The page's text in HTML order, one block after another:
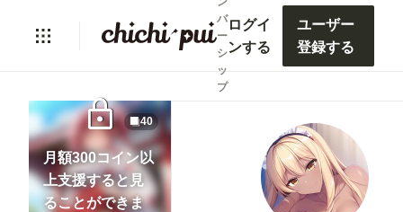
バ
ー
シ
ッ
プ
ログイ
ンする
ユーザー
登録する
lock
月額300コイン以
上支援すると見
ることができま
40